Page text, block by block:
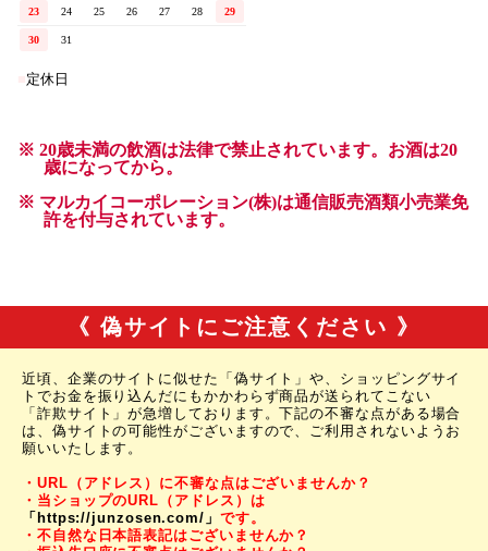
《 偽サイトにご注意ください 》
近頃、企業のサイトに似せた「偽サイト」や、ショッピングサイ
トでお金を振り込んだにもかかわらず商品が送られてこない
「詐欺サイト」が急増しております。下記の不審な点がある場合
は、偽サイトの可能性がございますので、ご利用されないようお
願いいたします。
・URL（アドレス）に不審な点はございませんか？
・当ショップのURL（アドレス）は
「https://junzosen.com/」 です。
・不自然な日本語表記はございませんか？